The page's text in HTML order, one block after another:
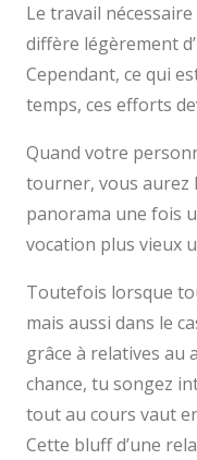
Le travail
diffère légèrement
Cependant, ce qui
temps, ces efforts
Quand votre
tourner, vous aurez
panorama une fois
vocation plus vieux
Toutefois lorsque
mais aussi dans le
grâce à relatives
chance, tu songez
tout au cours vaut
Cette bluff d’une